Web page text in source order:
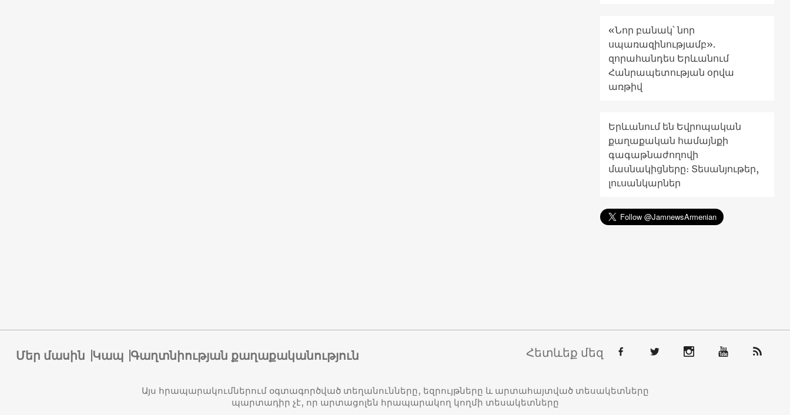
«Նոր բանակ՝ նոր
սպառազինությամբ».
զորահանդես Երևանում
Հանրապետության օրվա
առթիվ
Երևանում են Եվրոպական
քաղաքական համայնքի
գագաթնաժողովի
մասնակիցները։ Տեսանյութեր,
լուսանկարներ
Մեր մասին Կապ Գաղտնիության քաղաքականություն Հետևեք մեզ
Այս հրապարակումներում օգտագործված տեղանունները, եզրույթները և արտահայտված տեսակետները
պարտադիր չէ, որ արտացոլեն հրապարակող կողմի տեսակետները